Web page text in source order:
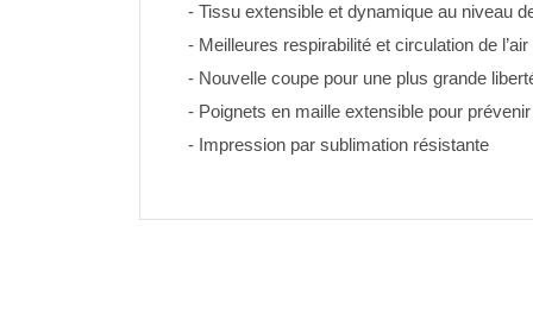
- Tissu extensible et dynamique au niveau
- Meilleures respirabilité et circulation de
- Nouvelle coupe pour une plus grande
- Poignets en maille extensible pour
- Impression par sublimation résistante